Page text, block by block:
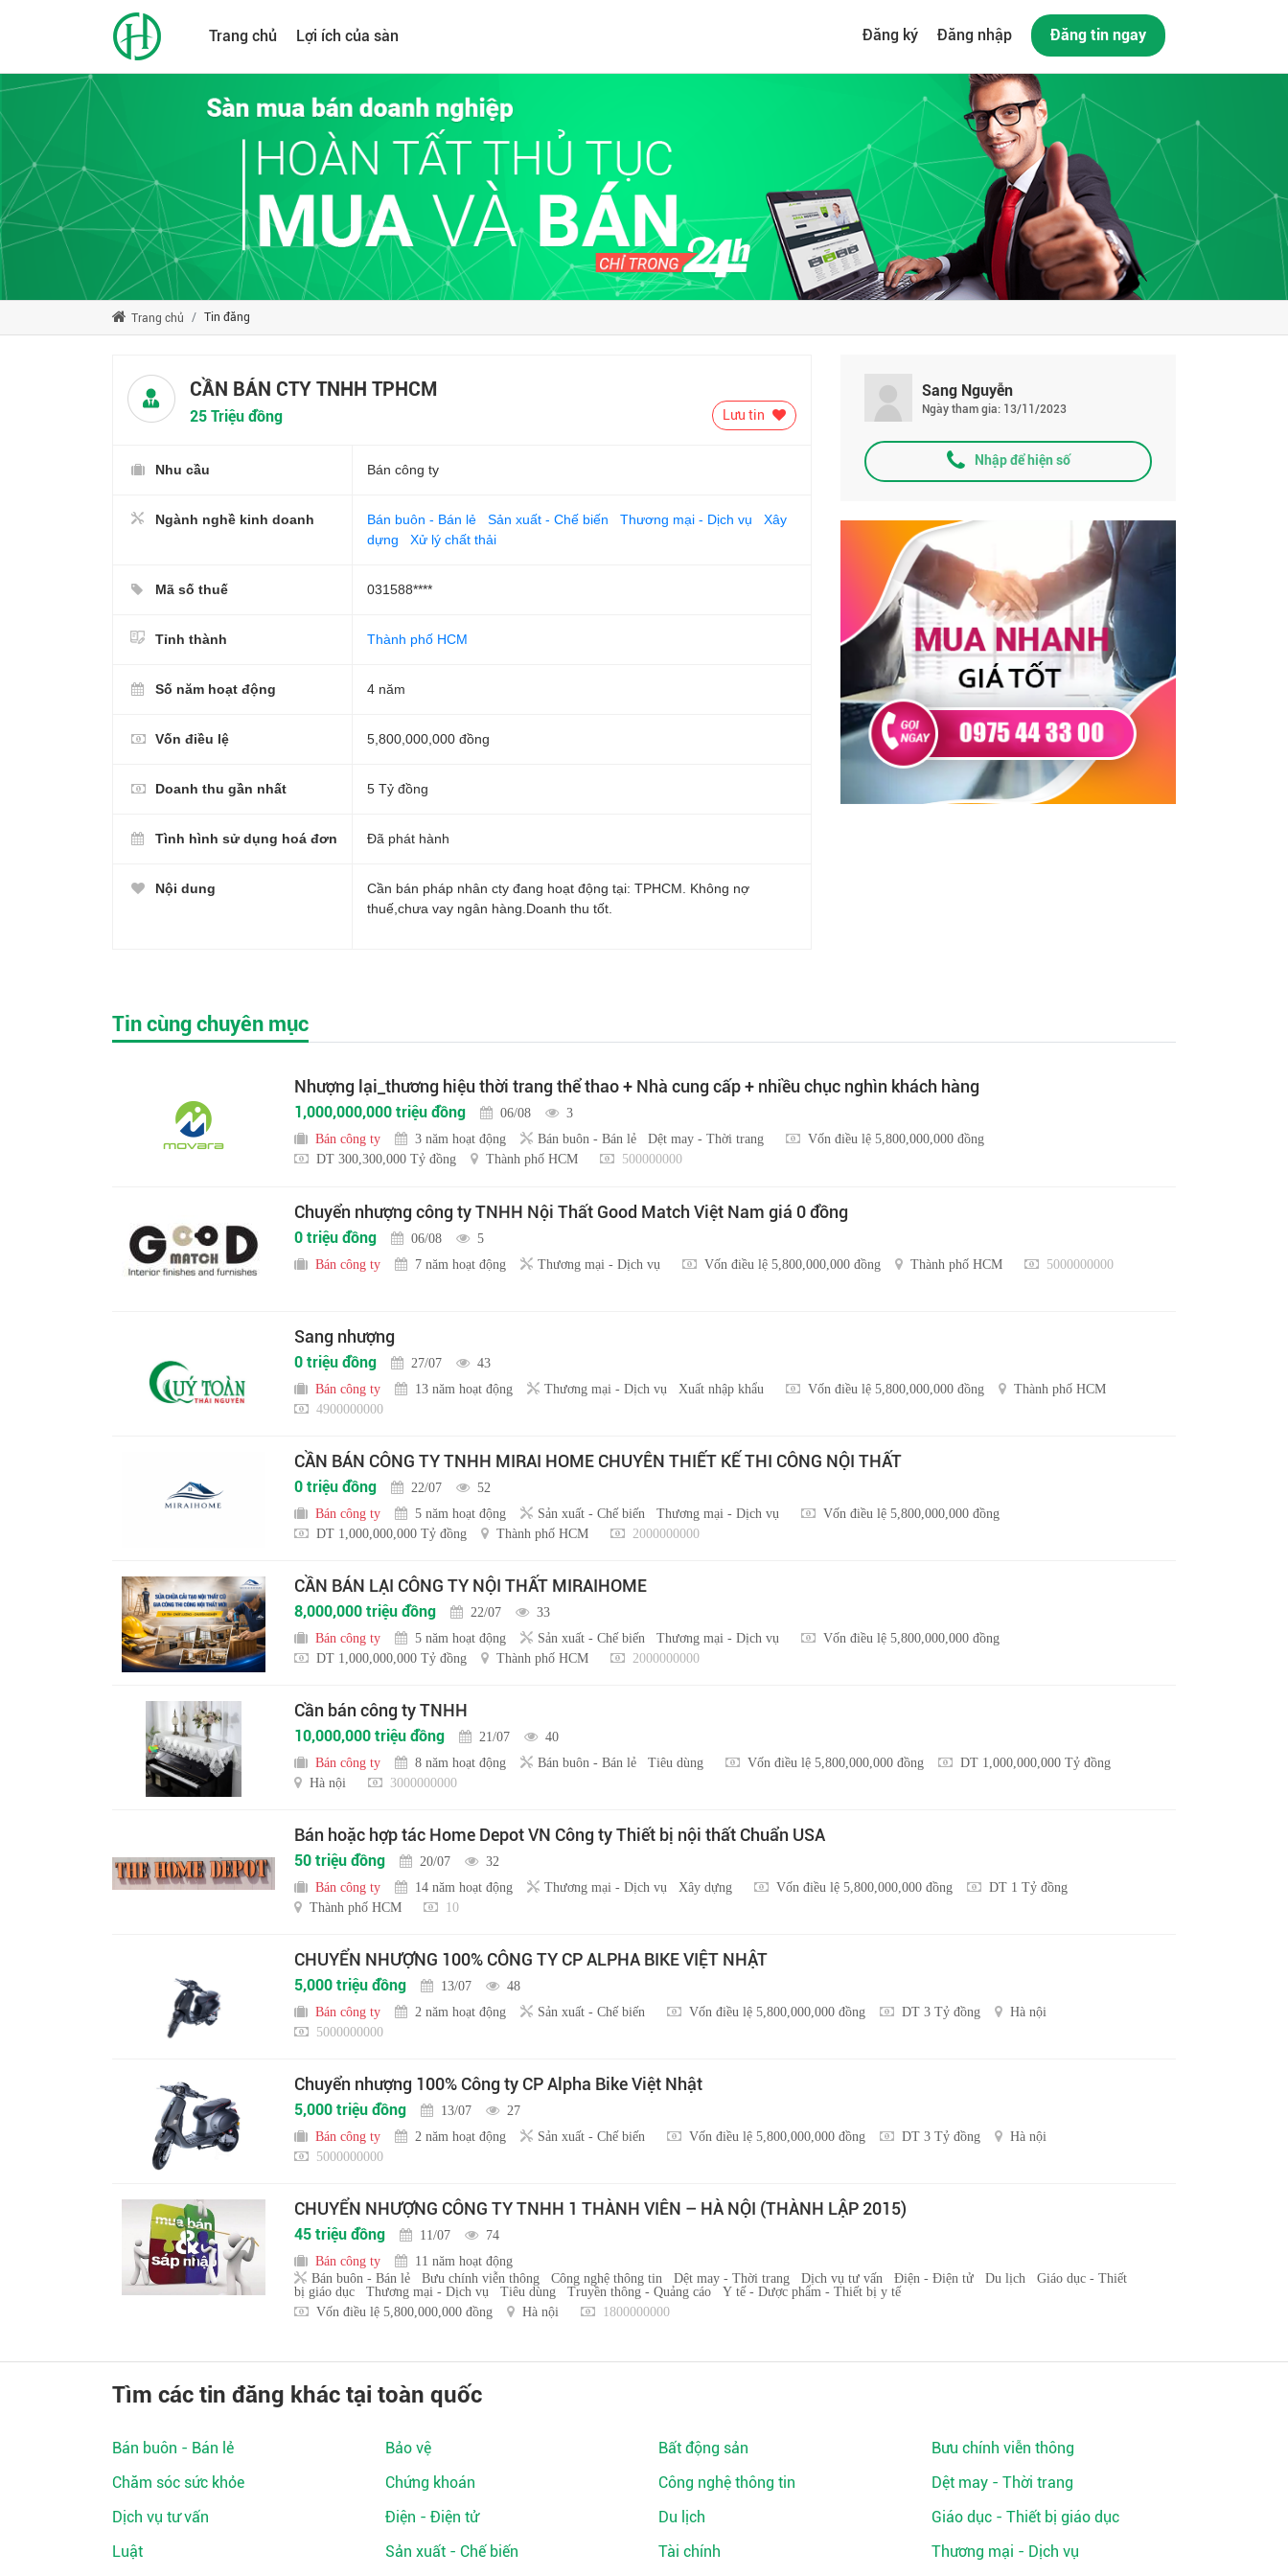
Trang chủ Lợi ích của sàn Đăng ký Đăng nhập Đăng tin ngay
Trang chủ Tin đăng
CẦN BÁN CTY TNHH TPHCM
25 Triệu đồng Lưu tin
Nhu cầu Bán công ty
Ngành nghề kinh doanh Bán buôn - Bán lẻ Sản xuất - Chế biến Thương mại - Dịch vụ
Xây
dựng
Xử lý chất thải
Mã số thuế 031588****
Tỉnh thành Thành phố HCM
Số năm hoạt động 4 năm
Vốn điều lệ 5,800,000,000 đồng
Doanh thu gần nhất 5 Tỷ đồng
Tình hình sử dụng hoá đơn Đã phát hành
Nội dung
Cần bán pháp nhân cty đang hoạt động tại: TPHCM. Không nợ
thuế,chưa vay ngân hàng.Doanh thu tốt.
Sang Nguyễn
Ngày tham gia: 13/11/2023
Nhập để hiện số
Tin cùng chuyên mục
Nhượng lại_thương hiệu thời trang thể thao + Nhà cung cấp + nhiều chục nghìn khách hàng
1,000,000,000 triệu đồng 06/08
3
Bán công ty
3 năm hoạt động Bán buôn - Bán lẻ Dệt may - Thời trang
Vốn điều lệ 5,800,000,000 đồng
DT 300,300,000 Tỷ đồng
Thành phố HCM 500000000
Chuyển nhượng công ty TNHH Nội Thất Good Match Việt Nam giá 0 đồng
0 triệu đồng 06/08
5
Bán công ty
7 năm hoạt động Thương mại - Dịch vụ Vốn điều lệ 5,800,000,000 đồng Thành phố HCM 5000000000
Sang nhượng
0 triệu đồng 27/07
43
Bán công ty
13 năm hoạt động Thương mại - Dịch vụ Xuất nhập khẩu Vốn điều lệ 5,800,000,000 đồng
Thành phố HCM
4900000000
CẦN BÁN CÔNG TY TNHH MIRAI HOME CHUYÊN THIẾT KẾ THI CÔNG NỘI THẤT
0 triệu đồng 22/07
52
Bán công ty
5 năm hoạt động Sản xuất - Chế biến Thương mại - Dịch vụ
Vốn điều lệ 5,800,000,000 đồng
DT 1,000,000,000 Tỷ đồng
Thành phố HCM 2000000000
CẦN BÁN LẠI CÔNG TY NỘI THẤT MIRAIHOME
8,000,000 triệu đồng 22/07
33
Bán công ty
5 năm hoạt động Sản xuất - Chế biến Thương mại - Dịch vụ
Vốn điều lệ 5,800,000,000 đồng
DT 1,000,000,000 Tỷ đồng
Thành phố HCM 2000000000
Cần bán công ty TNHH
10,000,000 triệu đồng 21/07
40
Bán công ty
8 năm hoạt động Bán buôn - Bán lẻ Tiêu dùng Vốn điều lệ 5,800,000,000 đồng
DT 1,000,000,000 Tỷ đồng
Hà nội
3000000000
Bán hoặc hợp tác Home Depot VN Công ty Thiết bị nội thất Chuẩn USA
50 triệu đồng 20/07
32
Bán công ty
14 năm hoạt động Thương mại - Dịch vụ Xây dựng Vốn điều lệ 5,800,000,000 đồng
DT 1 Tỷ đồng
Thành phố HCM
10
CHUYỂN NHƯỢNG 100% CÔNG TY CP ALPHA BIKE VIỆT NHẬT
5,000 triệu đồng 13/07
48
Bán công ty
2 năm hoạt động Sản xuất - Chế biến Vốn điều lệ 5,800,000,000 đồng DT 3 Tỷ đồng
Hà nội
5000000000
Chuyển nhượng 100% Công ty CP Alpha Bike Việt Nhật
5,000 triệu đồng 13/07
27
Bán công ty
2 năm hoạt động Sản xuất - Chế biến Vốn điều lệ 5,800,000,000 đồng DT 3 Tỷ đồng
Hà nội
5000000000
CHUYỂN NHƯỢNG CÔNG TY TNHH 1 THÀNH VIÊN – HÀ NỘI (THÀNH LẬP 2015)
45 triệu đồng 11/07
74
Bán công ty
11 năm hoạt động
Bán buôn - Bán lẻ
Bưu chính viễn thông Công nghệ thông tin Dệt may - Thời trang Dịch vụ tư vấn Điện - Điện tử Du lịch
Giáo dục - Thiết
bị giáo dục
Thương mại - Dịch vụ Tiêu dùng Truyền thông - Quảng cáo
Y tế - Dược phẩm - Thiết bị y tế
Vốn điều lệ 5,800,000,000 đồng
Hà nội 1800000000
Tìm các tin đăng khác tại toàn quốc
Bán buôn - Bán lẻ Bảo vệ Bất động sản
Bưu chính viễn thông
Chăm sóc sức khỏe
Chứng khoán Công nghệ thông tin
Dệt may - Thời trang
Dịch vụ tư vấn
Điện - Điện tử Du lịch
Giáo dục - Thiết bị giáo dục
Luật
Sản xuất - Chế biến Tài chính Thương mại - Dịch vụ